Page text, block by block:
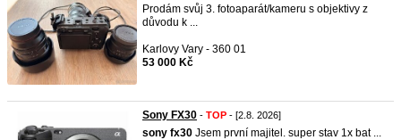
Prodám svůj 3. fotoaparát/kameru s objektivy z
důvodu k ...
Karlovy Vary - 360 01
53 000 Kč
Sony FX30 - TOP - [2.8. 2026]
sony fx30 Jsem první majitel. super stav 1x bat ...